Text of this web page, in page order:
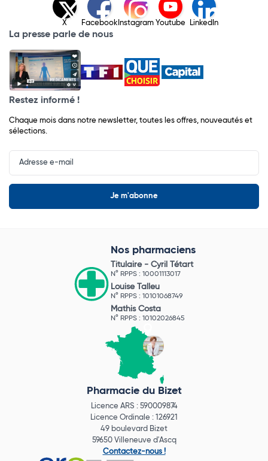
X Facebook Instagram Youtube LinkedIn
La presse parle de nous
Restez informé !
Chaque mois dans notre newsletter, toutes les offres, nouveautés et
sélections.
Input
Newsletter
Nos pharmaciens
Titulaire - Cyril Tétart
N° RPPS : 10001113017
Louise Talleu
N° RPPS : 10101068749
Mathis Costa
N° RPPS : 10102026845
Pharmacie du Bizet
Licence ARS : 590009874
Licence Ordinale : 126921
49 boulevard Bizet
59650 Villeneuve d'Ascq
Contactez-nous !